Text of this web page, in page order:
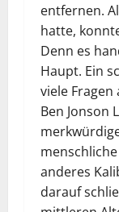
entfernen.
hatte,
Denn es
Haupt. Ein
viele Fragen
Ben Jonson
anderes
darauf